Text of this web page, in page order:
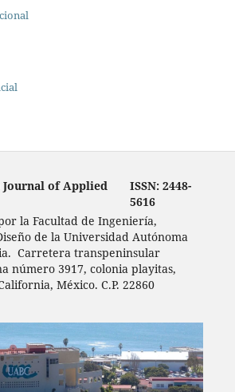
of Applied
ISSN: 2448-
5616
la Facultad de Ingeniería,
de la Universidad Autónoma
Carretera transpeninsular
número 3917, colonia playitas,
México. C.P. 22860